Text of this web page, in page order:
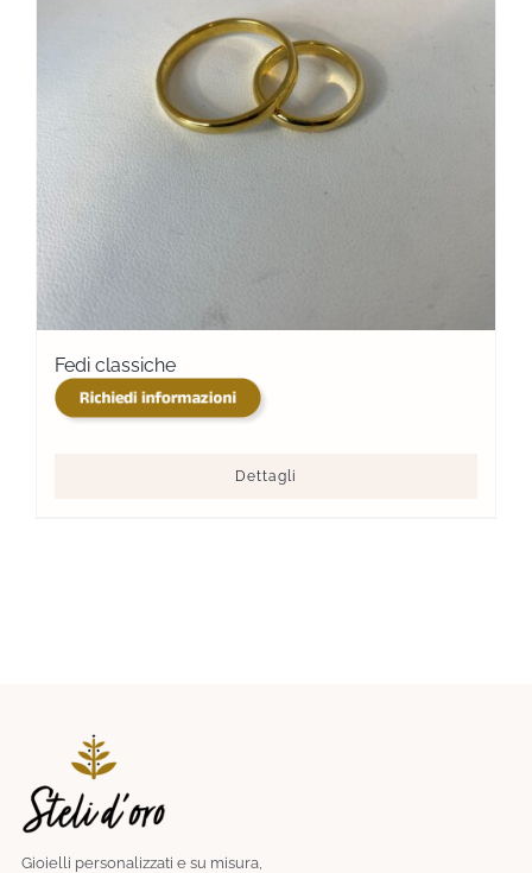
Fedi classiche
Dettagli
Gioielli personalizzati e su misura,